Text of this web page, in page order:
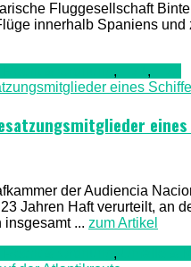
Fluggesellschaft
innerhalb Spaniens
, ,
der Audiencia
Jahren Haft verurteilt, an
insgesamt ... zum Artikel
,